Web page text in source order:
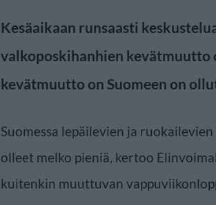
Kesäaikaan runsaasti
valkoposkihanhien kevätmuutto
kevätmuutto on Suomeen on
Suomessa lepäilevien ja
olleet melko pieniä, kertoo
kuitenkin muuttuvan